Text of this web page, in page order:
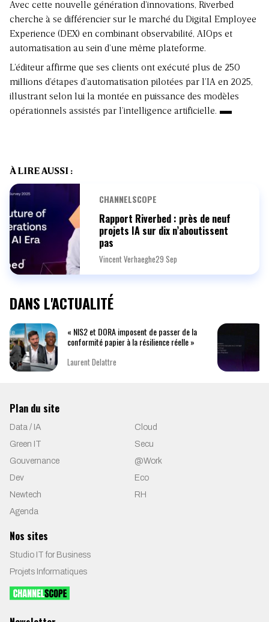
Avec cette nouvelle génération d’innovations, Riverbed
cherche à se différencier sur le marché du Digital Employee
Experience (DEX) en combinant observabilité, AIOps et
automatisation au sein d’une même plateforme.
L’éditeur affirme que ses clients ont exécuté plus de 250
millions d’étapes d’automatisation pilotées par l’IA en 2025,
illustrant selon lui la montée en puissance des modèles
opérationnels assistés par l’intelligence artificielle.
À LIRE AUSSI :
CHANNELSCOPE
Rapport Riverbed : près de neuf
projets IA sur dix n’aboutissent
pas
Vincent Verhaeghe29 Sep
DANS L'ACTUALITÉ
« NIS2 et DORA imposent de passer de la
conformité papier à la résilience réelle »
Laurent Delattre
Plan du site
Data / IA
Cloud
Green IT
Secu
Gouvernance
@Work
Dev
Eco
Newtech
RH
Agenda
Nos sites
Studio IT for Business
Projets Informatiques